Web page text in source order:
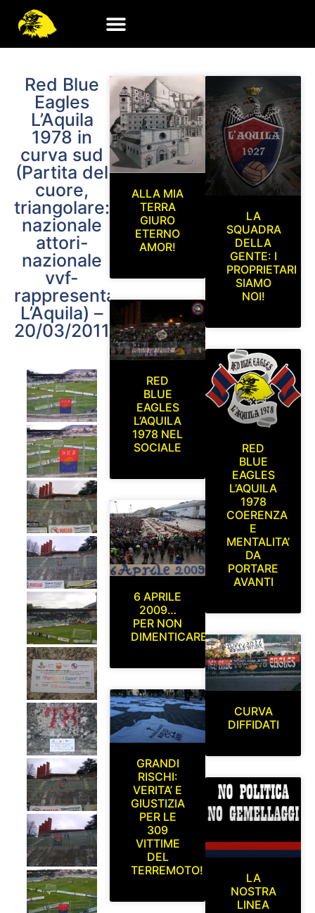
Red Blue
Eagles
L’Aquila
1978 in
curva sud
(Partita del
cuore,
triangolare:
nazionale
attori-
nazionale
vvf-
rappresentativa
L’Aquila) –
20/03/2011
ALLA MIA
TERRA
GIURO
ETERNO
AMOR!
RED
BLUE
EAGLES
L’AQUILA
1978 NEL
SOCIALE
6 APRILE
2009…
PER NON
DIMENTICARE
GRANDI
RISCHI:
VERITA’ E
GIUSTIZIA
PER LE
309
VITTIME
DEL
TERREMOTO!
LA
SQUADRA
DELLA
GENTE: I
PROPRIETARI
SIAMO
NOI!
RED
BLUE
EAGLES
L’AQUILA
1978
COERENZA
E
MENTALITA’
DA
PORTARE
AVANTI
CURVA
DIFFIDATI
LA
NOSTRA
LINEA